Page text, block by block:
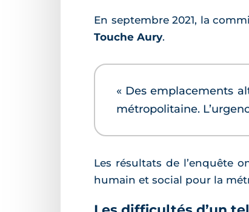
En septembre 2021, la
Touche Aury.
« Des emplacements
métropolitaine.
Les résultats de l’enquête
humain et social pour la